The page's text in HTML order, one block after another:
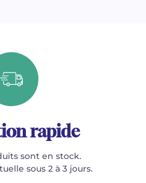
rapide
sont en stock.
sous 2 à 3 jours.